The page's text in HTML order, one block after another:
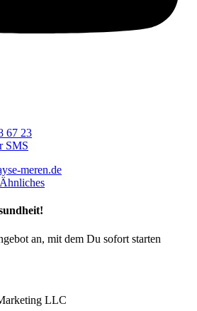
67 23
SMS
meren.de
an, mit dem Du sofort starten
LLC